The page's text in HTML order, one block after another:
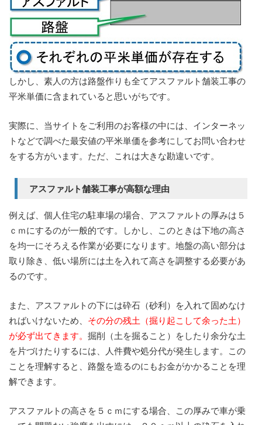
しかし、素人の方は路盤作りも全てアスファルト舗装工事の
平米単価に含まれていると思いがちです。
実際に、当サイトをご利用のお客様の中には、インターネッ
トなどで調べた最安値の平米単価を参考にしてお問い合わせ
をする方がいます。ただ、これは大きな勘違いです。
アスファルト舗装工事が高額な理由
例えば、個人住宅の駐車場の場合、アスファルトの厚みは５
ｃｍにするのが一般的です。しかし、このときは下地の高さ
を均一にそろえる作業が必要になります。地盤の高い部分は
取り除き、低い場所には土を入れて高さを調整する必要があ
るのです。
また、アスファルトの下には砕石（砂利）を入れて固めなけ
ればいけないため、 その分の残土（掘り起こして余った土）
が必ず出てきます。 掘削（土を掘ること）をしたり余分な土
を片づけたりするには、人件費や処分代が発生します。この
ことを理解すると、路盤を造るのにもお金がかかることを理
解できます。
アスファルトの高さを５ｃｍにする場合、この厚みで車が乗